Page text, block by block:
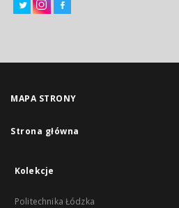
MAPA STRONY
Strona główna
Kolekcje
Politechnika Łódzka